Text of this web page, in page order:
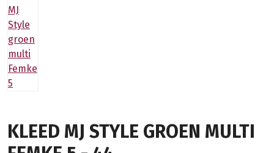
KLEED MJ STYLE GROEN MULTI